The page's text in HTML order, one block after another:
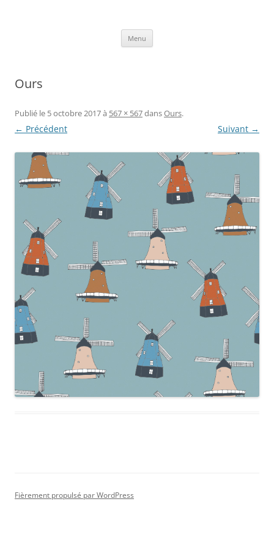
Menu
Ours
Publié le 5 octobre 2017à 567 × 567dansOurs.
← Précédent Suivant →
Fièrement propulsé par WordPress